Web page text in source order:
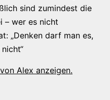
sind zumindest die
– wer es nicht
„Denken darf man es,
Alex anzeigen.